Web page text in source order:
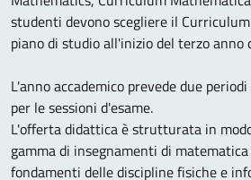
studenti devono scegliere il
piano di studio all'inizio del terzo anno
L'anno accademico prevede due
per le sessioni d'esame.
L'offerta didattica è strutturata in
gamma di insegnamenti di matematica
fondamenti delle discipline fisiche e